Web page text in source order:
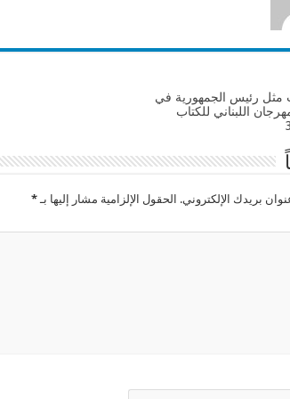
مثل رئيس الجمهورية في
اللبناني للكتاب
بريدك الإلكتروني. الحقول الإلزامية مشار إليها بـ*